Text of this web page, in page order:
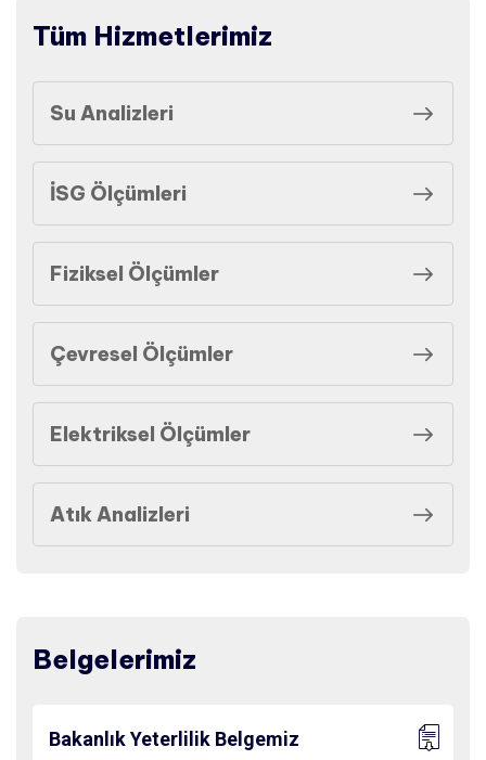
Tüm Hizmetlerimiz
Su Analizleri
İSG Ölçümleri
Fiziksel Ölçümler
Çevresel Ölçümler
Elektriksel Ölçümler
Atık Analizleri
Belgelerimiz
Bakanlık Yeterlilik Belgemiz